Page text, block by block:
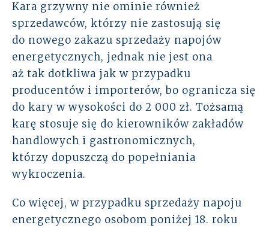
Kara grzywny nie ominie również
sprzedawców, którzy nie zastosują się
do nowego zakazu sprzedaży napojów
energetycznych, jednak nie jest ona
aż tak dotkliwa jak w przypadku
producentów i importerów, bo ogranicza się
do kary w wysokości do 2 000 zł. Tożsamą
karę stosuje się do kierowników zakładów
handlowych i gastronomicznych,
którzy dopuszczą do popełniania
wykroczenia.
Co więcej, w przypadku sprzedaży napoju
energetycznego osobom poniżej 18. roku